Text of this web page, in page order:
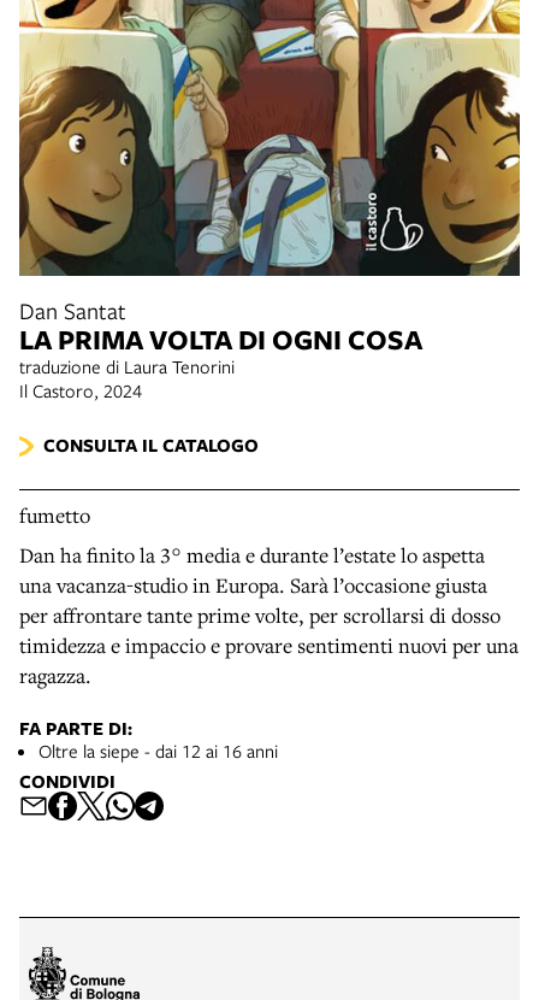
Dan Santat
LA PRIMA VOLTA DI OGNI COSA
traduzione di Laura Tenorini
Il Castoro, 2024
CONSULTA IL CATALOGO
fumetto
Dan ha finito la 3° media e durante l’estate lo aspetta
una vacanza-studio in Europa. Sarà l’occasione giusta
per affrontare tante prime volte, per scrollarsi di dosso
timidezza e impaccio e provare sentimenti nuovi per una
ragazza.
FA PARTE DI:
Oltre la siepe - dai 12 ai 16 anni
CONDIVIDI